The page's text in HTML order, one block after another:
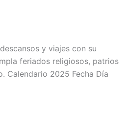
y viajes con su
feriados religiosos, patrios
Calendario 2025 Fecha Día